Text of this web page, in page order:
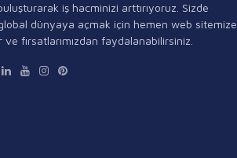
iş hacminizi arttırıyoruz. Sizde
dünyaya açmak için hemen web sitemize
ve fırsatlarımızdan faydalanabilirsiniz.